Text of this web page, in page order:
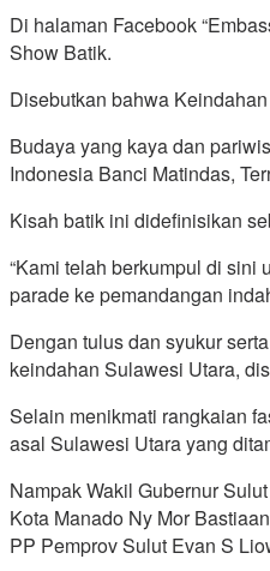
Di halaman Facebook
Show Batik.
Disebutkan bahwa
Budaya yang kaya dan
Indonesia Banci Matindas,
Kisah batik ini didefinisikan
“Kami telah berkumpul di sini
parade ke pemandangan
Dengan tulus dan syukur
keindahan Sulawesi Utara,
Selain menikmati rangkaian
asal Sulawesi Utara yang
Nampak Wakil Gubernur
Kota Manado Ny Mor
PP Pemprov Sulut Evan S